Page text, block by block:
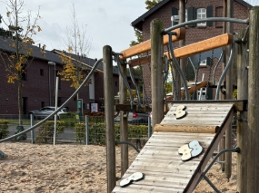
Eintragen
App
Blog
Partner